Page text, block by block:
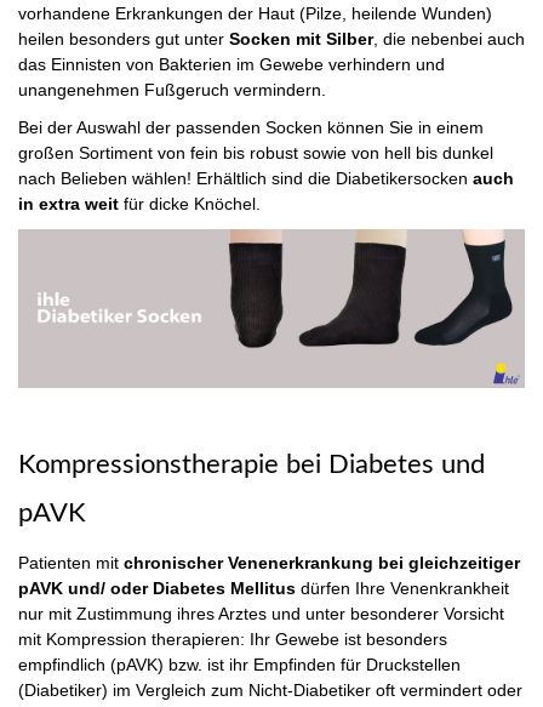
vorhandene Erkrankungen der Haut (Pilze, heilende Wunden)
heilen besonders gut unter Socken mit Silber, die nebenbei auch
das Einnisten von Bakterien im Gewebe verhindern und
unangenehmen Fußgeruch vermindern.
Bei der Auswahl der passenden Socken können Sie in einem
großen Sortiment von fein bis robust sowie von hell bis dunkel
nach Belieben wählen! Erhältlich sind die Diabetikersocken auch
in extra weit für dicke Knöchel.
Kompressionstherapie bei Diabetes und
pAVK
Patienten mit chronischer Venenerkrankung bei gleichzeitiger
pAVK und/ oder Diabetes Mellitus dürfen Ihre Venenkrankheit
nur mit Zustimmung ihres Arztes und unter besonderer Vorsicht
mit Kompression therapieren: Ihr Gewebe ist besonders
empfindlich (pAVK) bzw. ist ihr Empfinden für Druckstellen
(Diabetiker) im Vergleich zum Nicht-Diabetiker oft vermindert oder